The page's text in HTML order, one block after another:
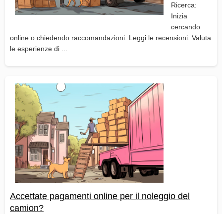
Ricerca:
Inizia
cercando
online o chiedendo raccomandazioni. Leggi le recensioni: Valuta
le esperienze di ...
Accettate pagamenti online per il noleggio del
camion?